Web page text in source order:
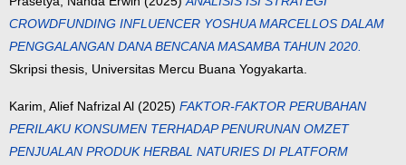
CROWDFUNDING INFLUENCER YOSHUA MARCELLOS DALAM
PENGGALANGAN DANA BENCANA MASAMBA TAHUN 2020.
Skripsi thesis, Universitas Mercu Buana Yogyakarta.
Karim, Alief Nafrizal Al (2025) FAKTOR-FAKTOR PERUBAHAN
PERILAKU KONSUMEN TERHADAP PENURUNAN OMZET
PENJUALAN PRODUK HERBAL NATURIES DI PLATFORM